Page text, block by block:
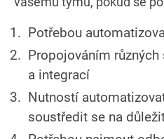
Potřebou
Propojováním
a integrací
Nutností
soustředit se na